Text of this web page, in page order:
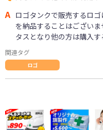
A ロゴタンクで販売するロ
を納品することはござい
タスとなり他の方は購入
関連タグ
ロゴ